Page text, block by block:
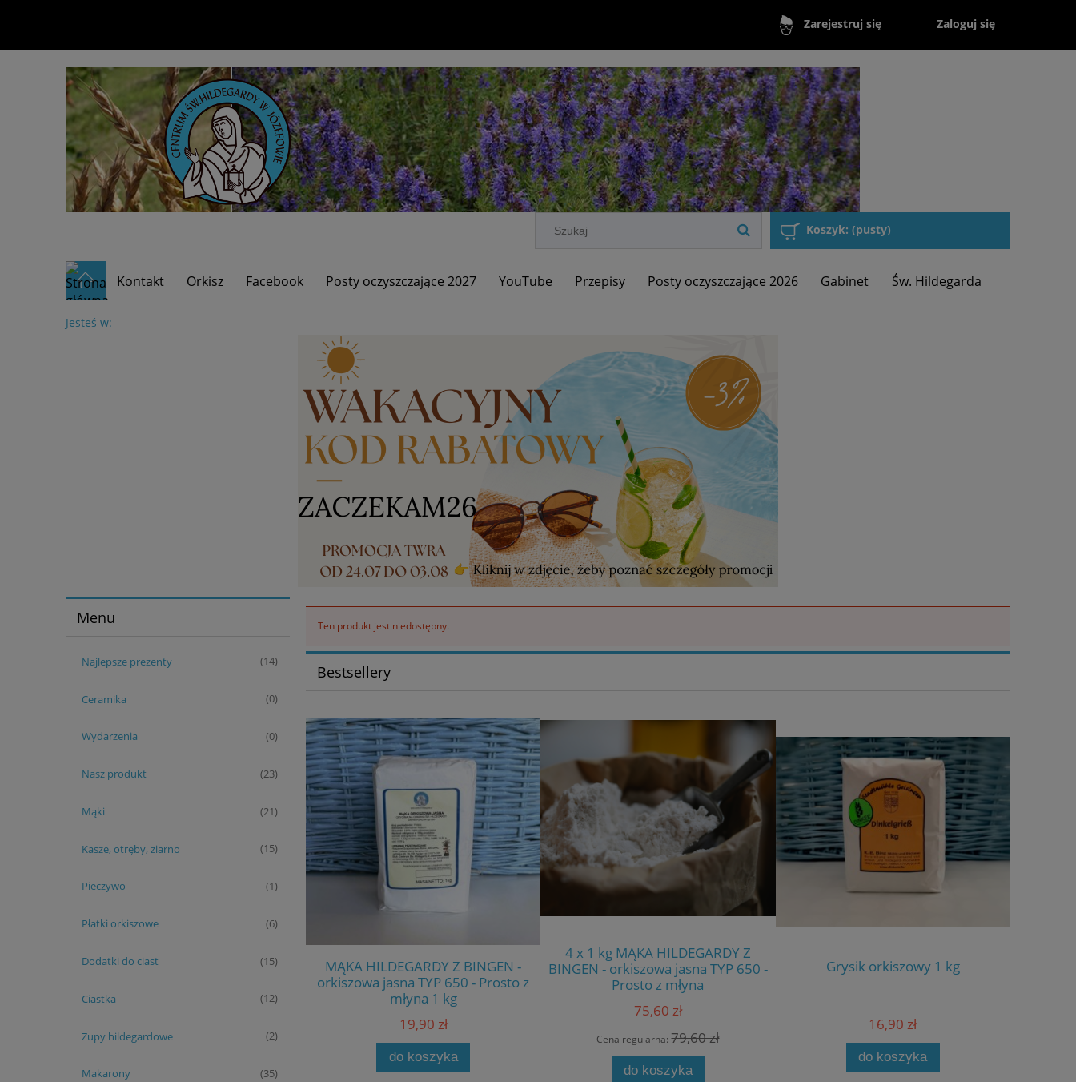
Zarejestruj się Zaloguj się
Koszyk: (pusty)
Kontakt Orkisz Facebook Posty oczyszczające 2027 YouTube Przepisy Posty oczyszczające 2026 Gabinet Św. Hildegarda
Baza wiedzy/ WYDARZENIA
Jesteś w:
Menu
Najlepsze prezenty (14)
Ceramika (0)
Wydarzenia (0)
Nasz produkt (23)
Mąki (21)
Kasze, otręby, ziarno (15)
Pieczywo (1)
Płatki orkiszowe (6)
Dodatki do ciast (15)
Ciastka (12)
Zupy hildegardowe (2)
Makarony (35)
Ten produkt jest niedostępny.
Bestsellery
MĄKA HILDEGARDY Z BINGEN -
orkiszowa jasna TYP 650 - Prosto z
młyna 1 kg
19,90 zł
do koszyka
4 x 1 kg MĄKA HILDEGARDY Z
BINGEN - orkiszowa jasna TYP 650 -
Prosto z młyna
75,60 zł
Cena regularna:79,60 zł
do koszyka
Grysik orkiszowy 1 kg
16,90 zł
do koszyka